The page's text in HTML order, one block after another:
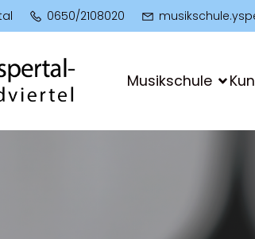
0650/2108020
Musikschule